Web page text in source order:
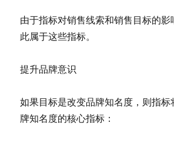
由于指标对销售线索和销售目标的影
此属于这些指标。
提升品牌意识
如果目标是改变品牌知名度，则指标
牌知名度的核心指标：